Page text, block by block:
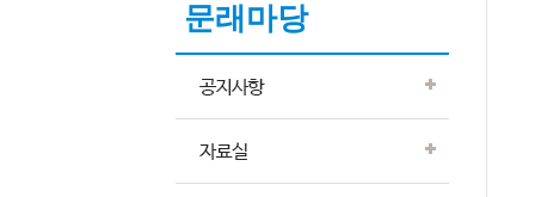
문래마당